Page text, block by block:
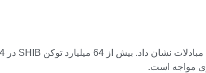
مواجه است.